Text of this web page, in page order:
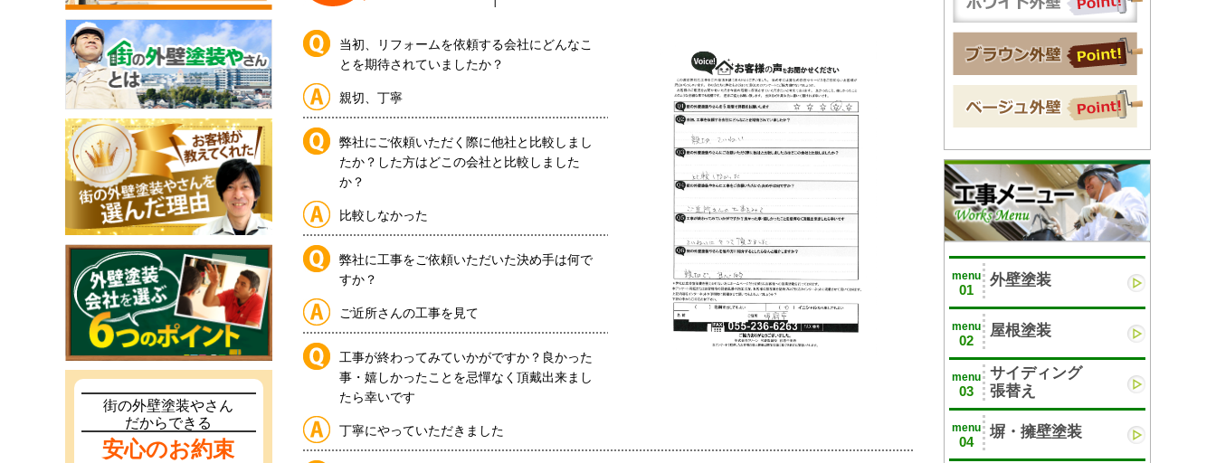
当初、リフォームを依頼する会社にどんなこ
とを期待されていましたか？
親切、丁寧
弊社にご依頼いただく際に他社と比較しまし
たか？した方はどこの会社と比較しました
か？
比較しなかった
弊社に工事をご依頼いただいた決め手は何で
すか？
ご近所さんの工事を見て
工事が終わってみていかがですか？良かった
事・嬉しかったことを忌憚なく頂戴出来まし
たら幸いです
丁寧にやっていただきました
menu
01
外壁塗装
menu
02
屋根塗装
menu
03
サイディング
張替え
menu
04
塀・擁壁塗装
街の外壁塗装やさん
だからできる
安心のお約束